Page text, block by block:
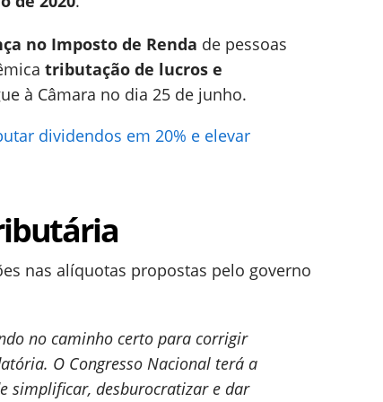
no Imposto de Renda de pessoas
tributação de lucros e
à Câmara no dia 25 de junho.
dividendos em 20% e elevar
nas alíquotas propostas pelo governo
no caminho certo para corrigir
O Congresso Nacional terá a
simplificar, desburocratizar e dar